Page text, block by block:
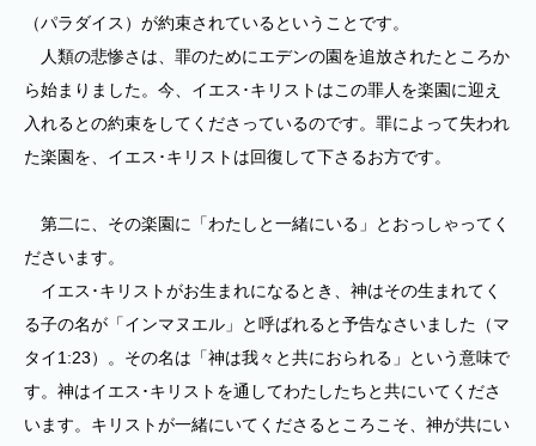
（パラダイス）が約束されているということです。
人類の悲惨さは、罪のためにエデンの園を追放されたところか
ら始まりました。今、イエス･キリストはこの罪人を楽園に迎え
入れるとの約束をしてくださっているのです。罪によって失われ
た楽園を、イエス･キリストは回復して下さるお方です。
第二に、その楽園に「わたしと一緒にいる」とおっしゃってく
ださいます。
イエス･キリストがお生まれになるとき、神はその生まれてく
る子の名が「インマヌエル」と呼ばれると予告なさいました（マ
タイ1:23）。その名は「神は我々と共におられる」という意味で
す。神はイエス･キリストを通してわたしたちと共にいてくださ
います。キリストが一緒にいてくださるところこそ、神が共にい